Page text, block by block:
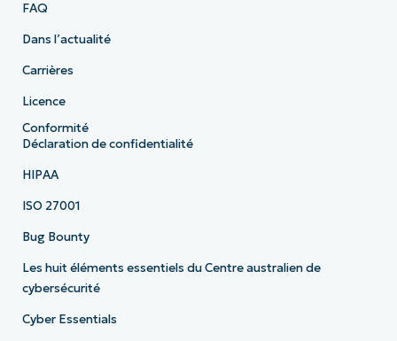
FAQ
Dans l’actualité
Carrières
Licence
Conformité
Déclaration de confidentialité
HIPAA
ISO 27001
Bug Bounty
Les huit éléments essentiels du Centre australien de
cybersécurité
Cyber Essentials